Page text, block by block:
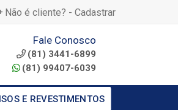
Não é cliente? - Cadastrar
Fale Conosco
(81) 3441-6899
(81) 99407-6039
E REVESTIMENTOS